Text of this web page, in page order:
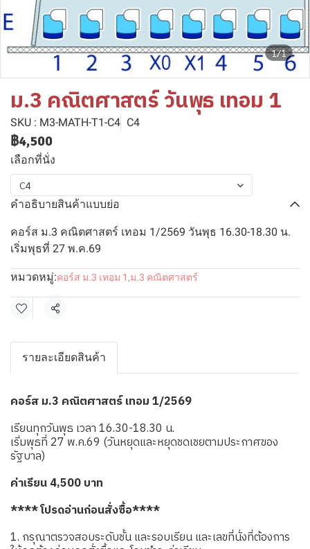
1/1
ม.3 คณิตศาสตร์ วันพุธ เทอม 1
SKU : M3-MATH-T1-C4 C4
฿4,500
เลือกที่นั่ง
C4
คำอธิบายสินค้าแบบย่อ
คอร์ส ม.3 คณิตศาสตร์ เทอม 1/2569 วันพุธ 16.30-18.30 น.
เริ่มพุธที่ 27 พ.ค.69
หมวดหมู่:คอร์ส ม.3 เทอม 1 ,ม.3 คณิตศาสตร์
แชร์
รายละเอียดสินค้า
คอร์ส ม.3 คณิตศาสตร์ เทอม 1/2569
เรียนทุกวันพุธ เวลา 16.30-18.30 น.
เริ่มพุธที่ 27 พ.ค.69 (วันหยุดและหยุดชดเชยตามประกาศของ
รัฐบาล)
ค่าเรียน 4,500 บาท
**** โปรดอ่านก่อนสั่งซื้อ****
1. กรุณาตรวจสอบระดับชั้น และรอบเรียน และเลขที่นั่งที่ต้องการ